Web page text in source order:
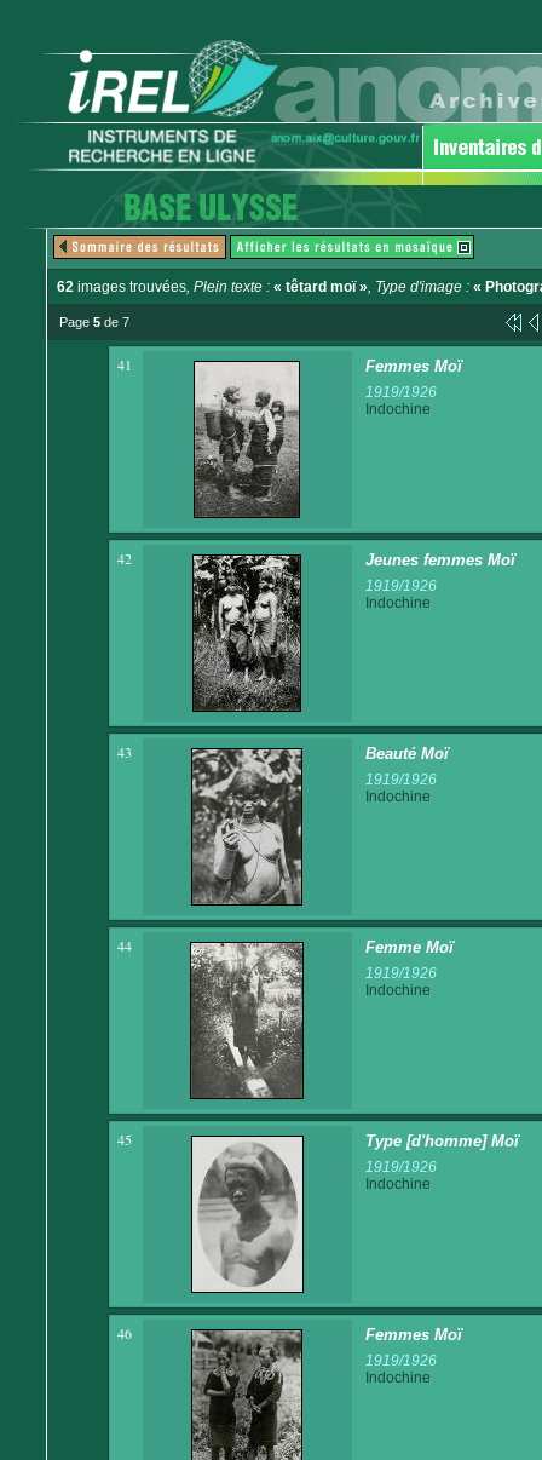
62 images trouvées, Plein texte : « têtard moï », Type d'image : «
Page 5 de 7
41 Femmes Moï
1919/1926
Indochine
42 Jeunes femmes Moï
1919/1926
Indochine
43 Beauté Moï
1919/1926
Indochine
44 Femme Moï
1919/1926
Indochine
45 Type [d'homme] Moï
1919/1926
Indochine
46 Femmes Moï
1919/1926
Indochine